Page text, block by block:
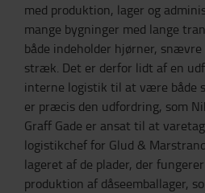
med produktion, lager og
mange bygninger med lange
både indeholder hjørner, snævre
stræk. Det er derfor lidt af en
interne logistik til at være både
er præcis den udfordring, som
Graff Gade er ansat til at
logistikchef for Glud &
lageret af de plader, der
produktion af dåseemballager,